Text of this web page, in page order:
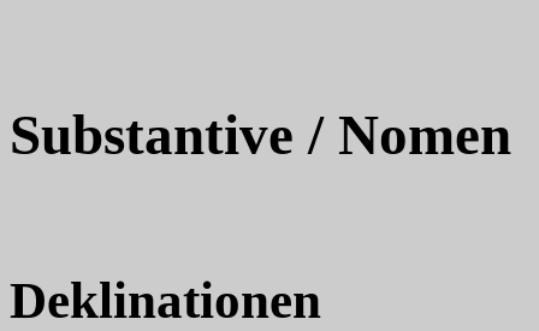
Substantive / Nomen
Deklinationen